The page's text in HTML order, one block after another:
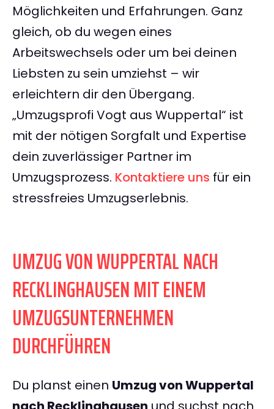
Möglichkeiten und Erfahrungen. Ganz
gleich, ob du wegen eines
Arbeitswechsels oder um bei deinen
Liebsten zu sein umziehst – wir
erleichtern dir den Übergang.
„Umzugsprofi Vogt aus Wuppertal“ ist
mit der nötigen Sorgfalt und Expertise
dein zuverlässiger Partner im
Umzugsprozess. Kontaktiere uns für ein
stressfreies Umzugserlebnis.
UMZUG VON WUPPERTAL NACH
RECKLINGHAUSEN MIT EINEM
UMZUGSUNTERNEHMEN
DURCHFÜHREN
Du planst einen Umzug von Wuppertal